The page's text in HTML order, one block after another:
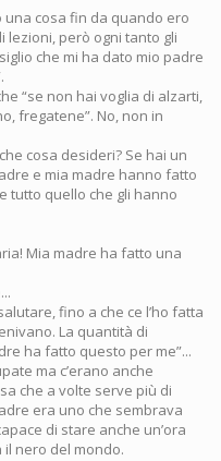
una cosa fin da quando ero
lezioni, però ogni tanto gli
che mi ha dato mio padre
“se non hai voglia di alzarti,
fregatene”. No, non in
cosa desideri? Se hai un
e mia madre hanno fatto
tutto quello che gli hanno
Mia madre ha fatto una
fino a che ce l’ho fatta
La quantità di
ha fatto questo per me”...
ma c’erano anche
che a volte serve più di
era uno che sembrava
di stare anche un’ora
nero del mondo.